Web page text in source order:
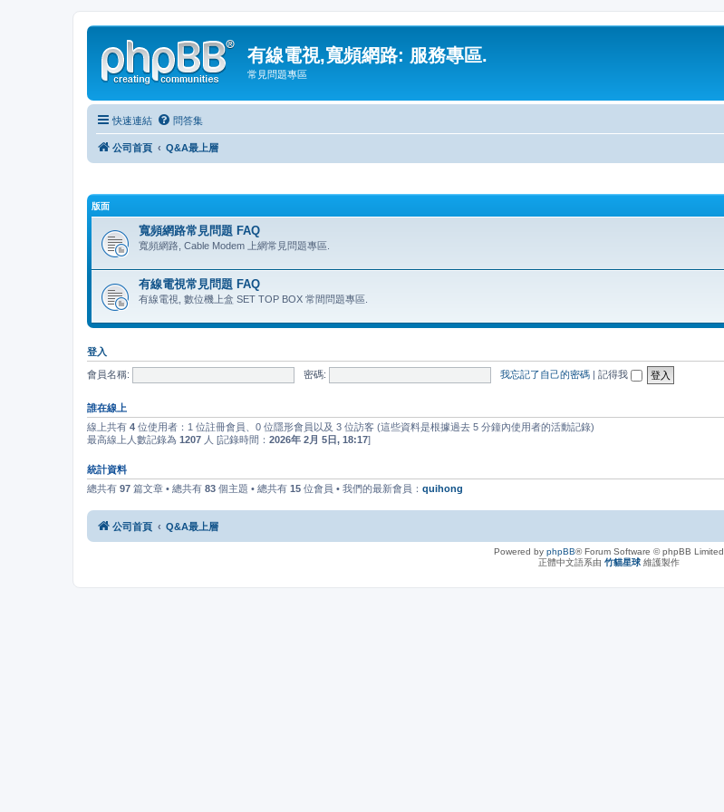
有線電視,寬頻網路: 服務專區.
常見問題專區
快速連結 問答集
公司首頁 Q&A最上層
版面
寬頻網路常見問題 FAQ
寬頻網路, Cable Modem 上網常見問題專區.
有線電視常見問題 FAQ
有線電視, 數位機上盒 SET TOP BOX 常間問題專區.
登入
會員名稱: 密碼: 我忘記了自己的密碼 | 記得我
誰在線上
線上共有 4 位使用者：1 位註冊會員、0 位隱形會員以及 3 位訪客 (這些資料是根據過去 5 分鐘內使用者的活動記錄)
最高線上人數記錄為 1207 人 [記錄時間： 2026年 2月 5日, 18:17]
統計資料
總共有 97 篇文章 • 總共有 83 個主題 • 總共有 15 位會員 • 我們的最新會員： quihong
公司首頁 Q&A最上層
Powered by phpBB® Forum Software © phpBB Limited
正體中文語系由 竹貓星球 維護製作